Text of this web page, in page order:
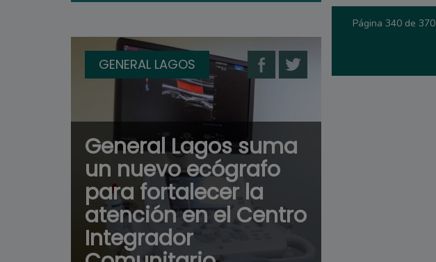
GENERAL LAGOS
General Lagos suma
un nuevo ecógrafo
para fortalecer la
atención en el Centro
Integrador
Página 340 de 370